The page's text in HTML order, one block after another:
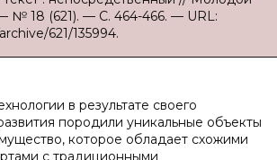
№ 18 (621). — С. 464-466. — URL:
621/135994.
в результате своего
породили уникальные объекты
которое обладает схожими
с традиционными